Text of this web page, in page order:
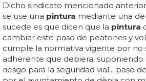
Dicho sindicato mencionado
se use una pintura mediante una
sucede es que dicen que la pintura
cambiar este paso de peatones y
cumple la normativa vigente por no
adherente que debiera,
riesgo para la seguridad vial... paso